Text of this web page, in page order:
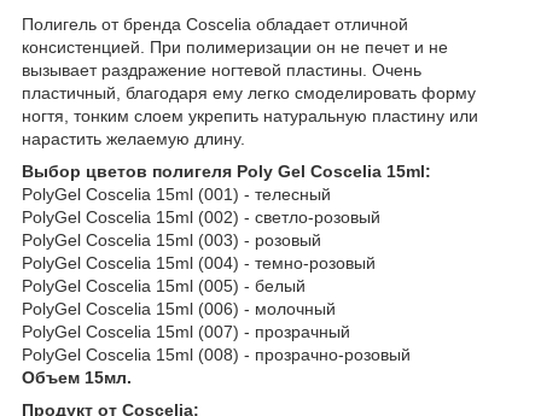
Полигель от бренда Coscelia обладает отличной
консистенцией. При полимеризации он не печет и не
вызывает раздражение ногтевой пластины. Очень
пластичный, благодаря ему легко смоделировать форму
ногтя, тонким слоем укрепить натуральную пластину или
нарастить желаемую длину.
Выбор цветов полигеля Poly Gel Coscelia 15ml:
PolyGel Coscelia 15ml (001) - телесный
PolyGel Coscelia 15ml (002) - светло-розовый
PolyGel Coscelia 15ml (003) - розовый
PolyGel Coscelia 15ml (004) - темно-розовый
PolyGel Coscelia 15ml (005) - белый
PolyGel Coscelia 15ml (006) - молочный
PolyGel Coscelia 15ml (007) - прозрачный
PolyGel Coscelia 15ml (008) - прозрачно-розовый
Объем 15мл.
Продукт от Coscelia: